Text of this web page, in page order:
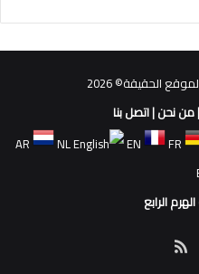
الحقيقة© 2026
|من نحن|اتصل بنا
AR
NL EN FR
الرابع